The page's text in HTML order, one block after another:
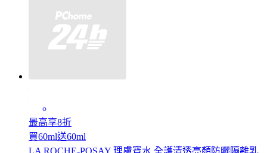
最高享8折
買60ml送60ml
LA ROCHE-POSAY 理膚寶水 全護清透亮顏防曬隔離乳